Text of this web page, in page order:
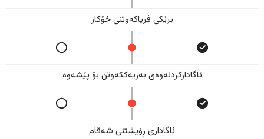
برێکی فریاکەوتنی خۆکار
ئاگادارکردنەوەی بەریەککەوتن بۆ پێشەوە
ئاگاداری ڕۆیشتنی شەقام